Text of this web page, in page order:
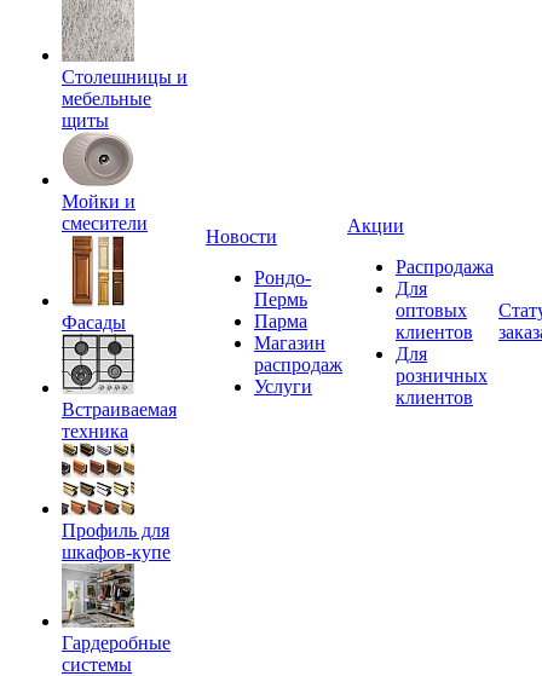
Столешницы и
мебельные
щиты
Мойки и
смесители
Фасады
Встраиваемая
техника
Профиль для
шкафов-купе
Гардеробные
системы
Новости
Рондо-
Пермь
Парма
Магазин
распродаж
Услуги
Акции
Распродажа
Для
оптовых
клиентов
Для
розничных
клиентов